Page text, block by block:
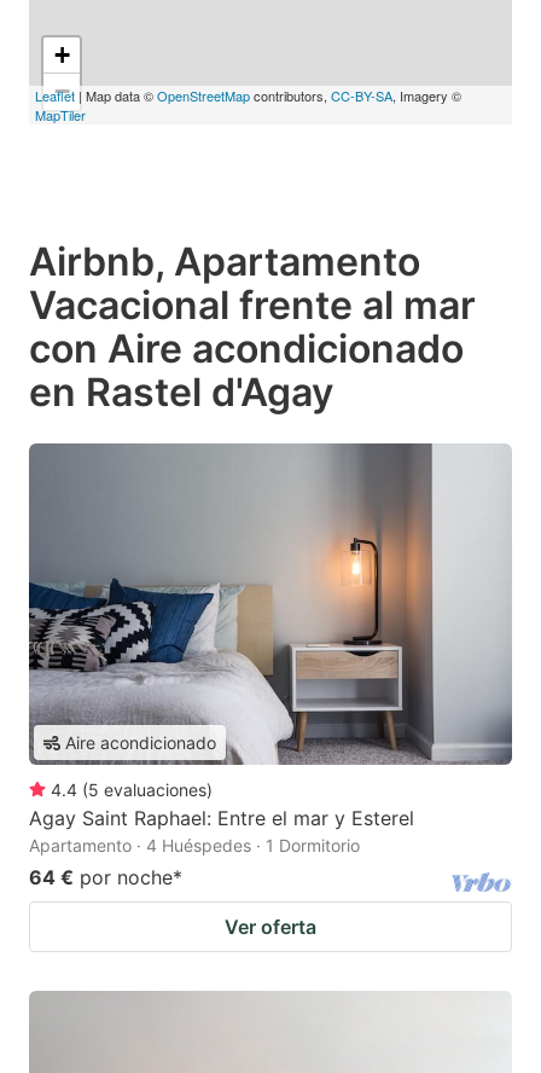
+
−
Leaflet | Map data ©OpenStreetMapcontributors, CC-BY-SA, Imagery ©
MapTiler
Airbnb, Apartamento
Vacacional frente al mar
con Aire acondicionado
en Rastel d'Agay
Aire acondicionado
4.4 (5 evaluaciones)
Agay Saint Raphael: Entre el mar y Esterel
Apartamento · 4 Huéspedes · 1 Dormitorio
64 € por noche*
Ver oferta